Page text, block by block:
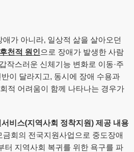
애가 아니라, 일상적 삶을 살아오던
천적 원인 으로 장애가 발생한 사람
작스러운 신체기능 변화로 이동·주
이 달라지고, 동시에 장애 수용과
적 어려움이 함께 나타나는 경우가
비스(지역사회 정착지원) 제공 내용
금회의 전국지원사업으로 중도장애
터 지역사회 복귀를 위한 욕구를 파